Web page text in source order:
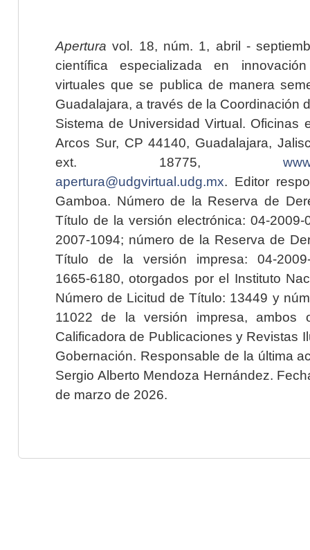
Apertura vol. 18, núm. 1, abril -
científica especializada en
virtuales que se publica de manera
Guadalajara, a través de la Coordinación
Sistema de Universidad Virtual. Oficinas
Arcos Sur, CP 44140, Guadalajara,
ext. 18775,
apertura@udgvirtual.udg.mx. Editor
Gamboa. Número de la Reserva de
Título de la versión electrónica: 04-2009-
2007-1094; número de la Reserva de
Título de la versión impresa: 04-2009-
1665-6180, otorgados por el Instituto
Número de Licitud de Título: 13449 y
11022 de la versión impresa, ambos
Calificadora de Publicaciones y Revistas
Gobernación. Responsable de la última
Sergio Alberto Mendoza Hernández.
de marzo de 2026.